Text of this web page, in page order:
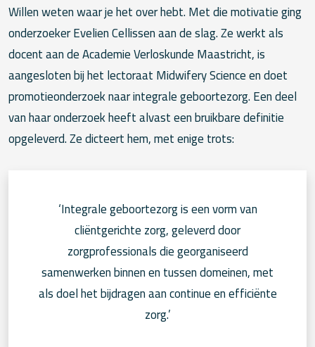
Willen weten waar je het over hebt. Met die motivatie ging
onderzoeker Evelien Cellissen aan de slag. Ze werkt als
docent aan de Academie Verloskunde Maastricht, is
aangesloten bij het lectoraat Midwifery Science en doet
promotieonderzoek naar integrale geboortezorg. Een deel
van haar onderzoek heeft alvast een bruikbare definitie
opgeleverd. Ze dicteert hem, met enige trots:
‘Integrale geboortezorg is een vorm van
cliëntgerichte zorg, geleverd door
zorgprofessionals die georganiseerd
samenwerken binnen en tussen domeinen, met
als doel het bijdragen aan continue en efficiënte
zorg.’